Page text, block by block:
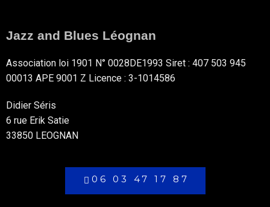
Jazz and Blues Léognan
Association loi 1901 N° 0028DE1993 Siret : 407 503 945
00013 APE 9001 Z Licence : 3-1014586
Didier Séris
6 rue Erik Satie
33850 LEOGNAN
06 03 47 17 87